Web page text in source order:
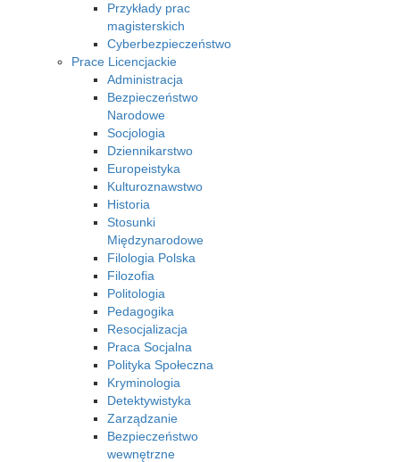
Przykłady prac
magisterskich
Cyberbezpieczeństwo
Prace Licencjackie
Administracja
Bezpieczeństwo
Narodowe
Socjologia
Dziennikarstwo
Europeistyka
Kulturoznawstwo
Historia
Stosunki
Międzynarodowe
Filologia Polska
Filozofia
Politologia
Pedagogika
Resocjalizacja
Praca Socjalna
Polityka Społeczna
Kryminologia
Detektywistyka
Zarządzanie
Bezpieczeństwo
wewnętrzne